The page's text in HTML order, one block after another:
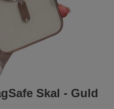
Skal - Guld